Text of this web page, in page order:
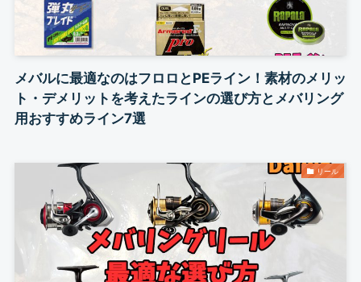
メバルに最適なのはフロロとPEライン！素材のメリッ
ト・デメリットを考えたラインの選び方とメバリング
用おすすめライン7選
リール